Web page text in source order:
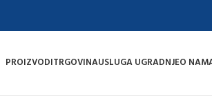
PROIZVODITRGOVINAUSLUGA UGRADNJEO